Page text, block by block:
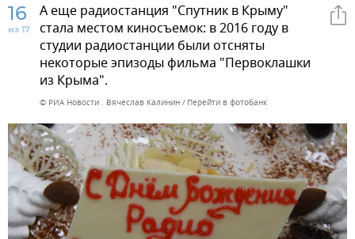
16
из 17
А еще радиостанция "Спутник в Крыму"
стала местом киносъемок: в 2016 году в
студии радиостанции были отсняты
некоторые эпизоды фильма "Первоклашки
из Крыма".
© РИА Новости . Вячеслав Калинин Перейти в фотобанк